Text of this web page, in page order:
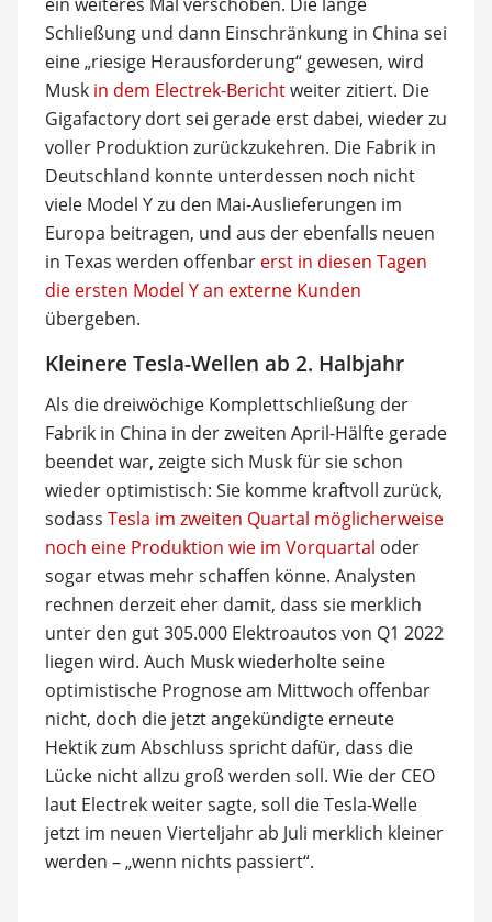
Schließung und dann Einschränkung in China sei
eine „riesige Herausforderung“ gewesen, wird
Musk in dem Electrek-Berichtweiter zitiert. Die
Gigafactory dort sei gerade erst dabei, wieder zu
voller Produktion zurückzukehren. Die Fabrik in
Deutschland konnte unterdessen noch nicht
viele Model Y zu den Mai-Auslieferungen im
Europa beitragen, und aus der ebenfalls neuen
in Texas werden offenbar erst in diesen Tagen
die ersten Model Y an externe Kunden
übergeben.
Kleinere Tesla-Wellen ab 2. Halbjahr
Als die dreiwöchige Komplettschließung der
Fabrik in China in der zweiten April-Hälfte gerade
beendet war, zeigte sich Musk für sie schon
wieder optimistisch: Sie komme kraftvoll zurück,
sodass Tesla im zweiten Quartal möglicherweise
noch eine Produktion wie im Vorquartal oder
sogar etwas mehr schaffen könne. Analysten
rechnen derzeit eher damit, dass sie merklich
unter den gut 305.000 Elektroautos von Q1 2022
liegen wird. Auch Musk wiederholte seine
optimistische Prognose am Mittwoch offenbar
nicht, doch die jetzt angekündigte erneute
Hektik zum Abschluss spricht dafür, dass die
Lücke nicht allzu groß werden soll. Wie der CEO
laut Electrek weiter sagte, soll die Tesla-Welle
jetzt im neuen Vierteljahr ab Juli merklich kleiner
werden – „wenn nichts passiert“.